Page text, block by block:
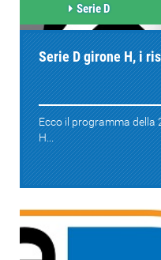
Serie D
Serie D girone H, i
Ecco il programma della
H...